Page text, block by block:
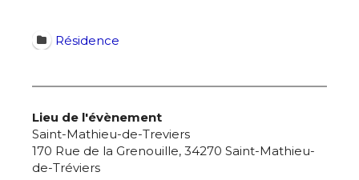
Résidence
Lieu de l'évènement
Saint-Mathieu-de-Treviers
170 Rue de la Grenouille, 34270 Saint-Mathieu-
de-Tréviers